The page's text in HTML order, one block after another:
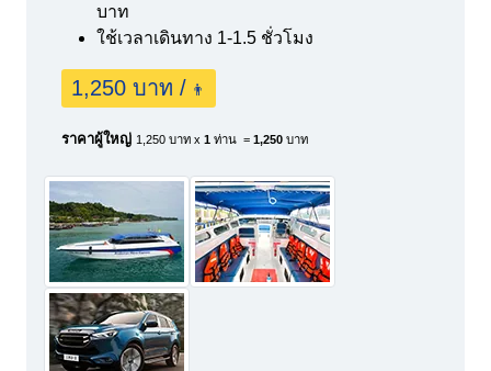
บาท
ใช้เวลาเดินทาง 1-1.5 ชั่วโมง
1,250 บาท / 👨
ราคาผู้ใหญ่ 1,250 บาท x 1 ท่าน = 1,250 บาท